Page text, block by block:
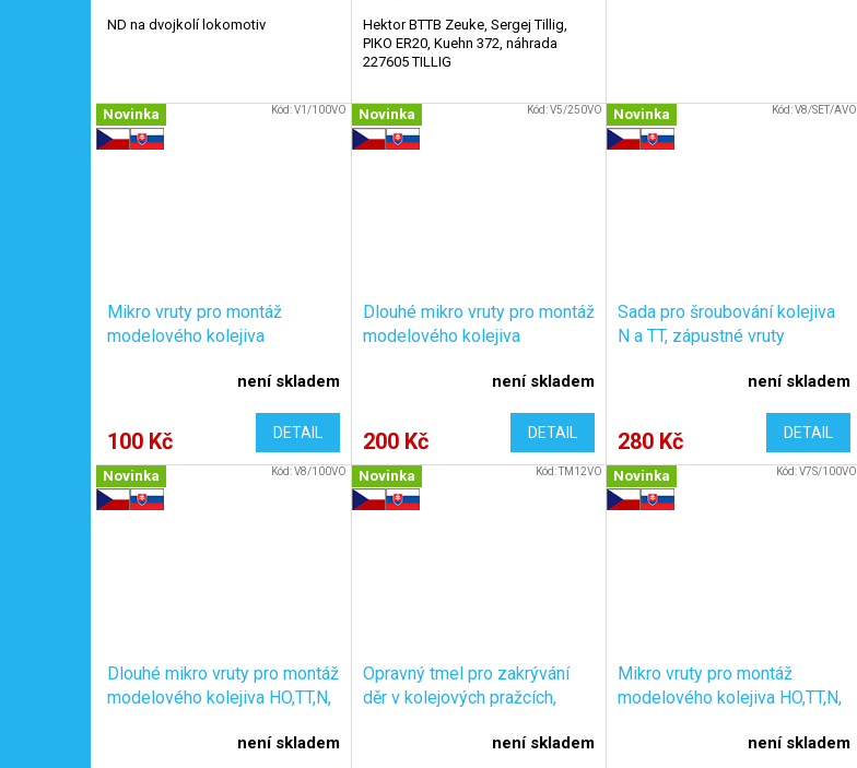
ND na dvojkolí lokomotiv
Hektor BTTB Zeuke, Sergej Tillig,
PIKO ER20, Kuehn 372, náhrada
227605 TILLIG
Novinka
Mikro vruty pro montáž
modelového kolejiva
100ks / KaModel V1/100
není skladem
100 Kč DETAIL
Kód:V1/100VO Novinka
Dlouhé mikro vruty pro montáž
modelového kolejiva
250ks / KaModel V5/250
není skladem
200 Kč DETAIL
Kód:V5/250VO Novinka
Sada pro šroubování kolejiva
N a TT, zápustné vruty
příslušenství / KaModelnení skladem
280 Kč DETAIL
Kód:V8/SET/AVO
Novinka
Dlouhé mikro vruty pro montáž
modelového kolejiva HO,TT,N,
100ks / KaModel V8/100
není skladem
Kód:V8/100VO Novinka
Opravný tmel pro zakrývání
děr v kolejových pražcích,
není skladem
Kód:TM12VO Novinka
Mikro vruty pro montáž
modelového kolejiva HO,TT,N,
100ks / KaModel V7S/100
není skladem
Kód:V7S/100VO